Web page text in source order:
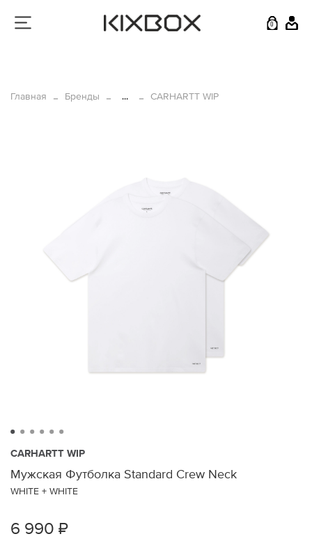
0
Главная Бренды ... CARHARTT WIP
CARHARTT WIP
Мужская Футболка Standard Crew Neck
WHITE + WHITE
6 990 ₽